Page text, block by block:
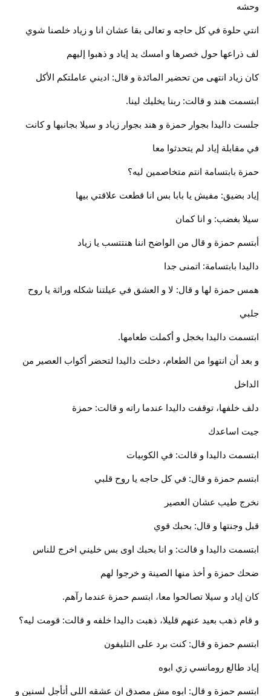
وحشه
انتي حلوة في كل حاجه و تعالى بقا عشان انا و زياد خلصنا شوي
لف ذراعها حول خصرها و امسك يد إياد و ذهبوا إليهم
كان زياد انتهى من تحضير المائدة و قال: اديني عاملتكم الأكل
ابتسمت هند و قالت: ربنا يخليك لينا.
جلست داليدا بجوار حمزة و هند بجوار زياد و سيلا بجانبها و كانت
في مقابلة إياد لم يتحدثوا معا
حمزة بابتسامة انتم متخاصمين ليه؟
إياد بضيق: مفيش يا بابا بس انا قطعت علاقتي بيها
سيلا بغضب: و انا كمان
أبتسم حمزة و قال من الواضح اننا هنتتسب يا زياد
داليدا بابتسامة: اتمنى جدا
همس حمزة لها و قال: لا و العشق في عيلتنا شكله وراثة يا روح
جلبي
ابتسمت داليدا بخجل و أكملت طعامها.
و بعد أن انتهوا من الطعام، دخلت داليدا لتحضر أكواب العصير من
الداخل
دلف خلفها، توقفت داليدا عندما راته و قالت: حمزة
جيت اساعدك
ابتسمت داليدا و قالت: في الكوبيات
ابتسم حمزة و قال: في كل حاجه يا روح قلبي
نخرج طيب عشان العصير
قبل وجنتها و قال: بحبك قوي
ابتسمت داليدا و قالت: و انا بحبك اوى بس خليني اخرج للناس
ضحك حمزة و أخذ منها الصينة و خرجوا لهم
كان إياد و سيلا تصالحوا معا، ابتسم حمزة عندما رآهم.
و قام ذهب بعيد عنهم قليلا، ذهبت داليدا خلفه و قالت: قومت ليه؟
ابتسم حمزة و قال: كنت برد على التليفون
إياد طالع رومانسي زي ابوه
ابتسم حمزة و قال: ابوه مش مصدق ان عشقه اللي أتأجل لسنين و